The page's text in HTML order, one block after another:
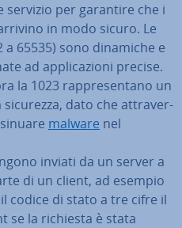
per garantire che i
in modo sicuro. Le
65535) sono dinamiche e
ad ap­pli­ca­zio­ni precise.
la 1023 rap­pre­sen­ta­no un
sicurezza, dato che at­tra­ver­
malware nel
inviati da un server a
di un client, ad esempio
codice di stato a tre cifre il
se la richiesta è stata